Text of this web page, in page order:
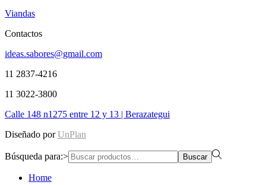
Viandas
Contactos
ideas.sabores@gmail.com
11 2837-4216
11 3022-3800
Calle 148 n1275 entre 12 y 13 | Berazategui
Diseñado porUnPlan
Búsqueda para:> Buscar
Home